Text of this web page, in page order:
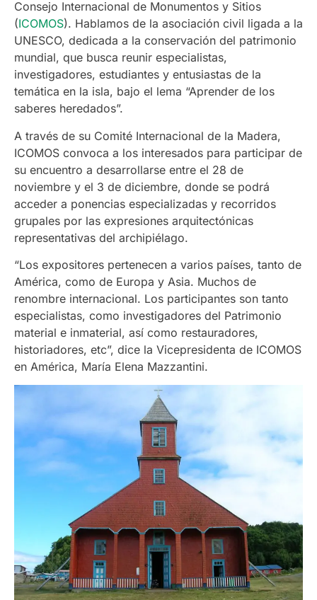
Consejo Internacional de Monumentos y Sitios
(ICOMOS). Hablamos de la asociación civil ligada a la
UNESCO, dedicada a la conservación del patrimonio
mundial, que busca reunir especialistas,
investigadores, estudiantes y entusiastas de la
temática en la isla, bajo el lema “Aprender de los
saberes heredados”.
A través de su Comité Internacional de la Madera,
ICOMOS convoca a los interesados para participar de
su encuentro a desarrollarse entre el 28 de
noviembre y el 3 de diciembre, donde se podrá
acceder a ponencias especializadas y recorridos
grupales por las expresiones arquitectónicas
representativas del archipiélago.
“Los expositores pertenecen a varios países, tanto de
América, como de Europa y Asia. Muchos de
renombre internacional. Los participantes son tanto
especialistas, como investigadores del Patrimonio
material e inmaterial, así como restauradores,
historiadores, etc”, dice la Vicepresidenta de ICOMOS
en América, María Elena Mazzantini.